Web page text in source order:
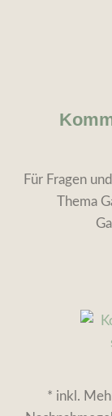
Für Fragen
Thema
* inkl.